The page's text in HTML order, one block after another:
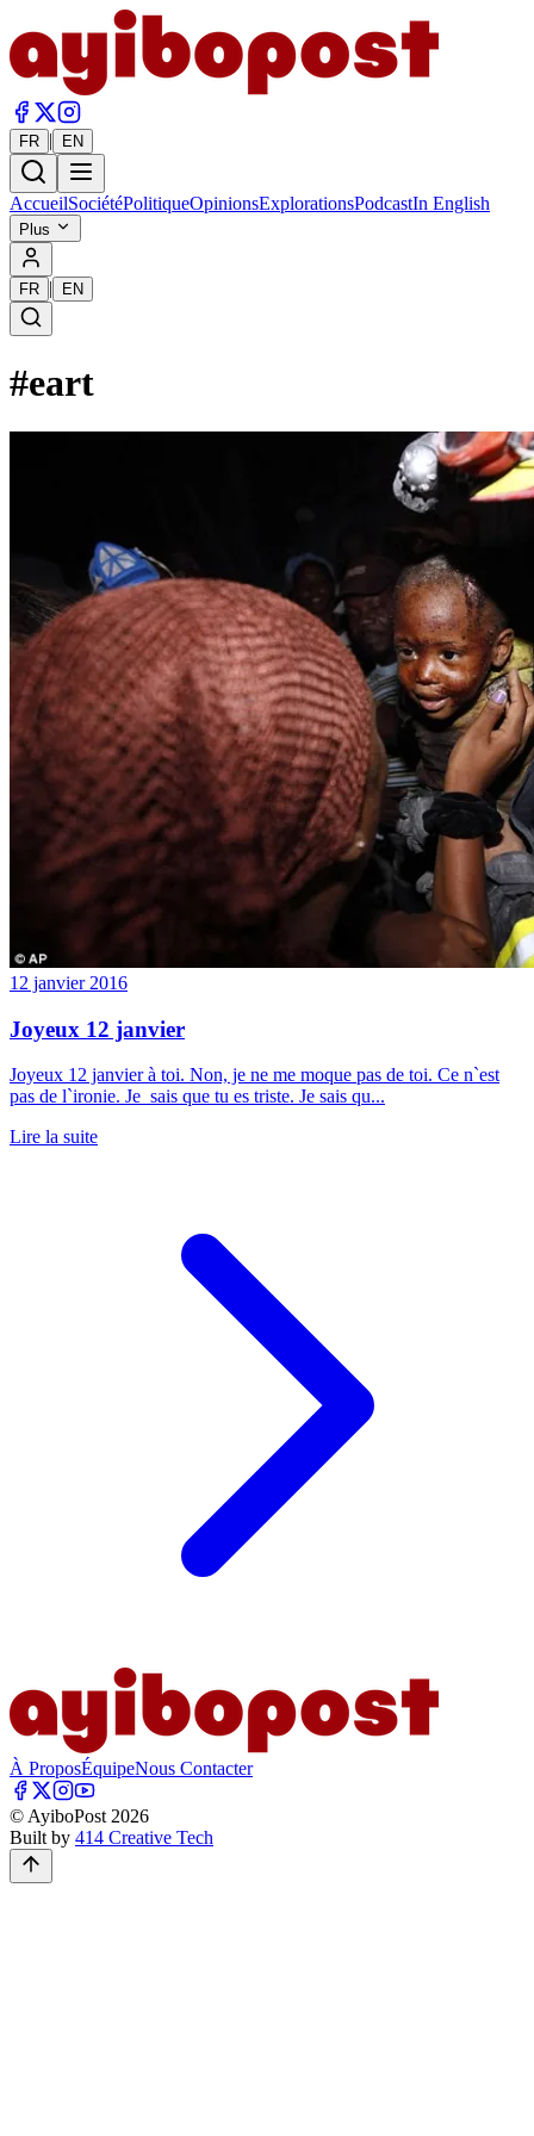
FR | EN
AccueilSociétéPolitiqueOpinionsExplorationsPodcastIn English
Plus
FR | EN
#eart
12 janvier 2016
Joyeux 12 janvier
Joyeux 12 janvier à toi. Non, je ne me moque pas de toi. Ce n`est
pas de l`ironie. Je sais que tu es triste. Je sais qu...
Lire la suite
À ProposÉquipeNous Contacter
© AyiboPost 2026
Built by 414 Creative Tech